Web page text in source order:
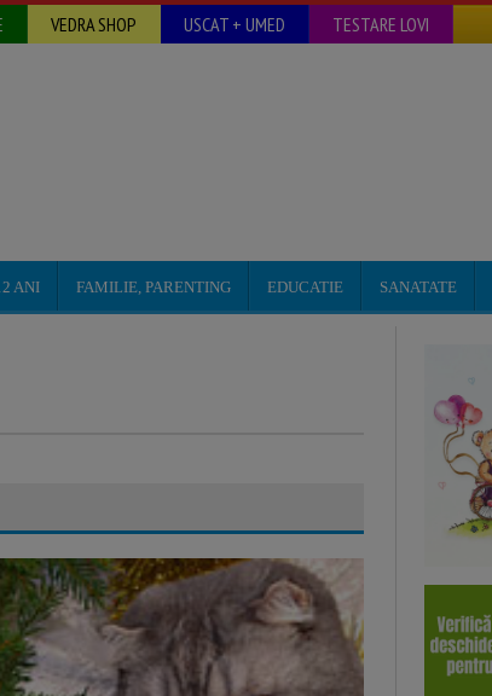
VEDRA SHOP USCAT + UMED TESTARE LOVI
ANI FAMILIE, PARENTING EDUCATIE SANATATE